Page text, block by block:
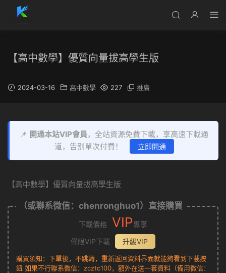
【高中數學】優質向量拔高學生版
2024-03-16 高中數學 227 推廣
📌 開通本站VIP會員，全站資源免費下載，享高速下載通
道，告别單次付費！
立即開通
【高中數學】優質向量拔高學生版
（或聯系微信：chenronghuo1）直接購買
下載價格 VIP專享
僅限VIP下載
升級VIP
購買須知：下單後，不跳轉，重新返回資料界面就能夠看到下載按
鈕 如果不行聯系微信：zcztc100，額外在送一套資料（備用微信：